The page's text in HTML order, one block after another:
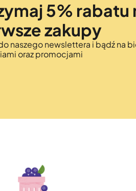
5% rabatu
zakupy
naszego newslettera i bądź na
oraz promocjami